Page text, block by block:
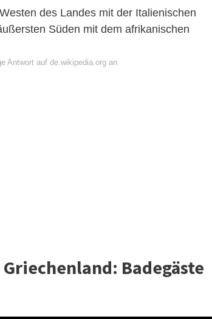
des Landes mit der Italienischen
Süden mit dem afrikanischen
Antwort auf de.wikipedia.org an
Badegäste